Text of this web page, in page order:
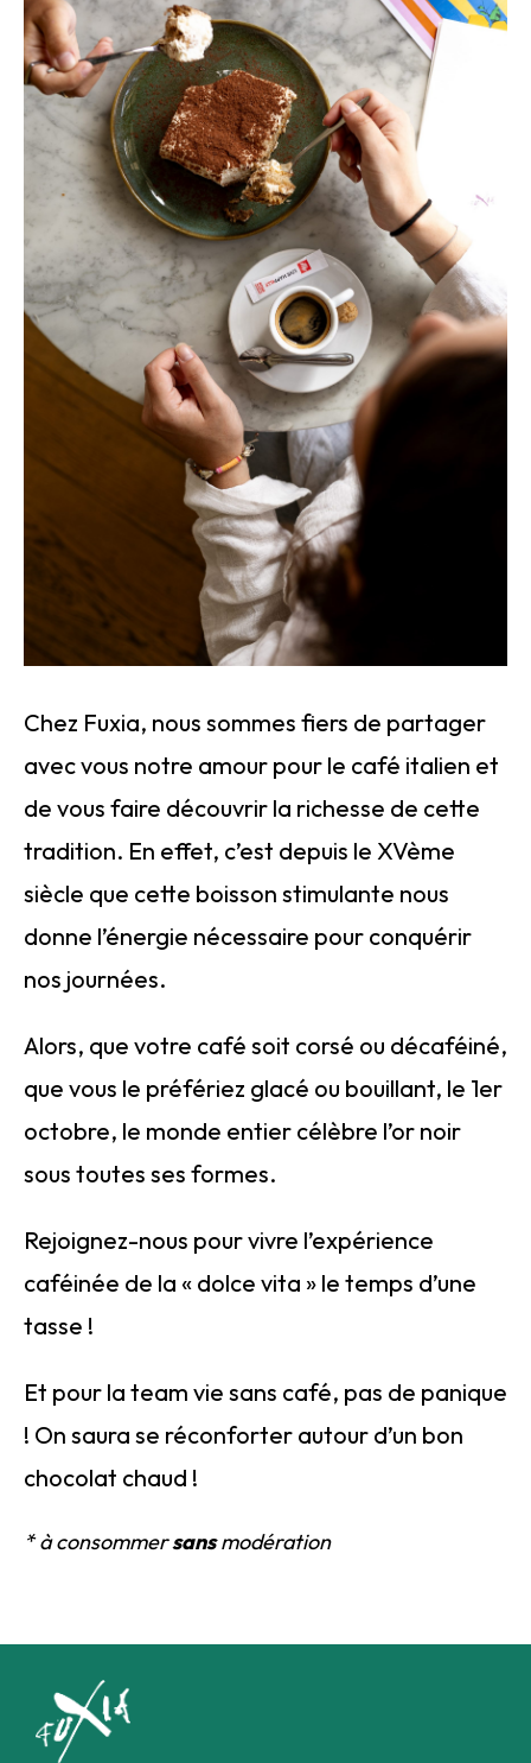
Chez Fuxia, nous sommes fiers de partager
avec vous notre amour pour le café italien et
de vous faire découvrir la richesse de cette
tradition. En effet, c’est depuis le XVème
siècle que cette boisson stimulante nous
donne l’énergie nécessaire pour conquérir
nos journées.
Alors, que votre café soit corsé ou décaféiné,
que vous le préfériez glacé ou bouillant, le 1er
octobre, le monde entier célèbre l’or noir
sous toutes ses formes.
Rejoignez-nous pour vivre l’expérience
caféinée de la « dolce vita » le temps d’une
tasse !
Et pour la team vie sans café, pas de panique
! On saura se réconforter autour d’un bon
chocolat chaud !
* à consommersansmodération